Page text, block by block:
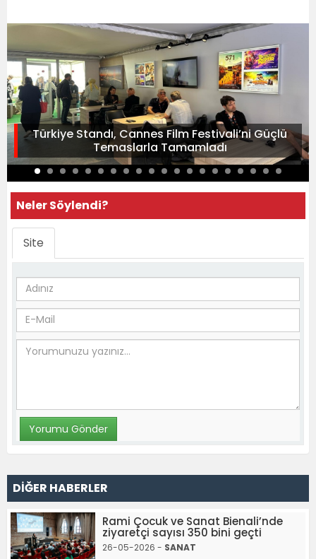
Türkiye Standı, Cannes Film Festivali’ni Güçlü
Temaslarla Tamamladı
Neler Söylendi?
Site
DİĞER HABERLER
Rami Çocuk ve Sanat Bienali’nde
ziyaretçi sayısı 350 bini geçti
26-05-2026 - SANAT